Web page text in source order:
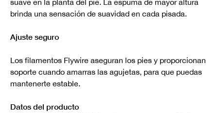
suave en la planta del pie. La espuma de mayor altura
brinda una sensación de suavidad en cada pisada.
Ajuste seguro
Los filamentos Flywire aseguran los pies y proporcionan
soporte cuando amarras las agujetas, para que puedas
mantenerte estable.
Datos del producto